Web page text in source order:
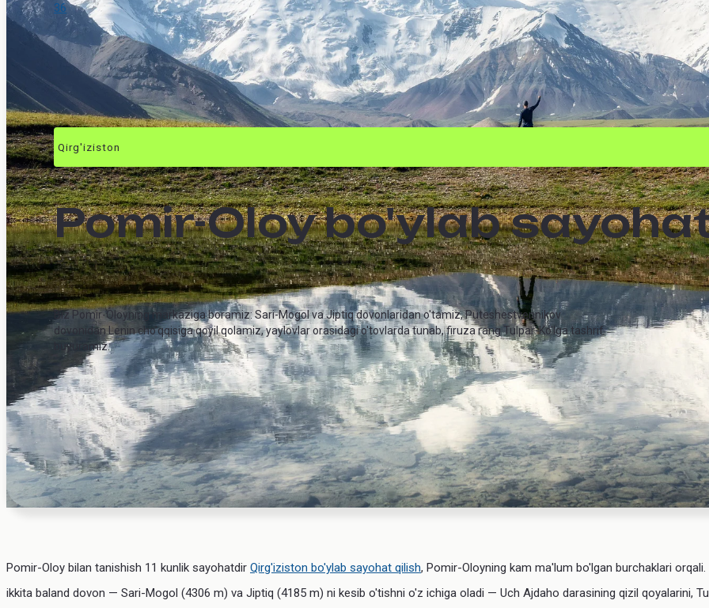
36
Qirg'iziston
Pomir-Oloy bo'ylab
Biz Pomir-Oloyning markaziga boramiz: Sari-Mogol va Jiptiq dovonlaridan o'tamiz, Puteshestvennikov
dovonidan Lenin cho'qqisiga qoyil qolamiz, yaylovlar orasidagi o'tovlarda tunab, firuza rang Tulpar-Ko'lga tashrif
buyuramiz.
Pomir-Oloy bilan tanishish 11 kunlik sayohatdir Qirg'iziston bo'ylab sayohat qilish, Pomir-Oloyning kam ma'lum bo'lgan burchaklari
ikkita baland dovon — Sari-Mogol (4306 m) va Jiptiq (4185 m) ni kesib o'tishni o'z ichiga oladi — Uch Ajdaho darasining qizil qoyalarini,